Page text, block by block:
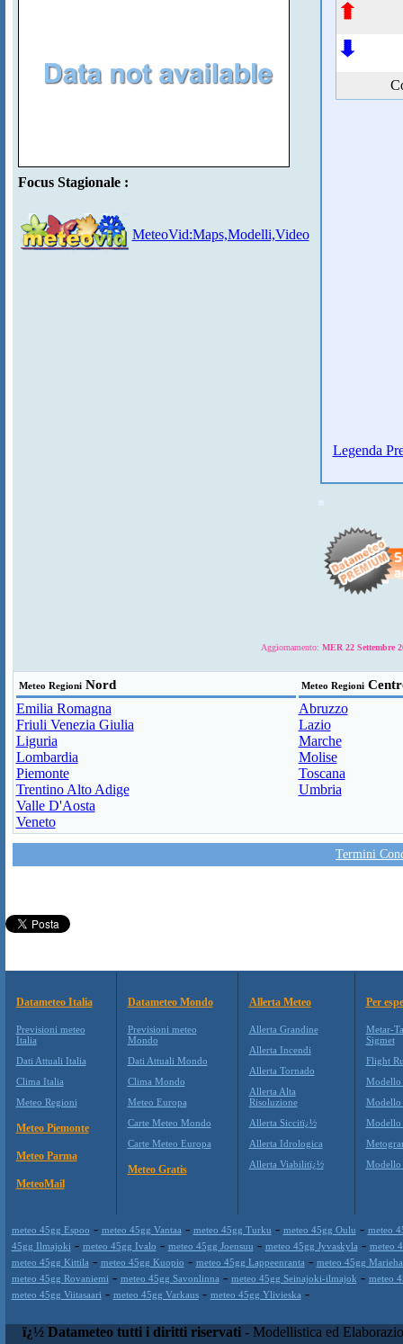
Focus Stagionale :
MeteoVid:Maps,Modelli,Video
Legenda
Aggiornamento: MER 22 Settembre
Meteo RegioniNord Meteo Regioni
Emilia Romagna
Friuli Venezia Giulia
Liguria
Lombardia
Piemonte
Trentino Alto Adige
Valle D'Aosta
Veneto
Abruzzo
Lazio
Marche
Molise
Toscana
Umbria
Termini
Datameteo Italia
Previsioni meteo
Italia
Dati Attuali Italia
Clima Italia
Meteo Regioni
Meteo Piemonte
Meteo Parma
MeteoMail
Datameteo Mondo
Previsioni meteo
Mondo
Dati Attuali Mondo
Clima Mondo
Meteo Europa
Carte Meteo Mondo
Carte Meteo Europa
Meteo Gratis
Allerta Meteo
Allerta Grandine
Allerta Incendi
Allerta Tornado
Allerta Alta
Risoluzione
Allerta Siccitï¿½
Allerta Idrologica
Allerta Viabilitï¿½
Per
Metar-
Sigmet
Flight
Modello
Modello
Modello
Modello
meteo 45gg Espoo - meteo 45gg Vantaa - meteo 45gg Turku - meteo 45gg Oulu - meteo
45gg Ilmajoki - meteo 45gg Ivalo - meteo 45gg Joensuu - meteo 45gg Jyvaskyla - meteo
meteo 45gg Kittila - meteo 45gg Kuopio - meteo 45gg Lappeenranta - meteo 45gg
meteo 45gg Rovaniemi - meteo 45gg Savonlinna - meteo 45gg Seinajoki-ilmajok - meteo
meteo 45gg Viitasaari - meteo 45gg Varkaus- meteo 45gg Ylivieska -
ï¿½ Datameteo tutti i diritti riservati - Modellistica ed